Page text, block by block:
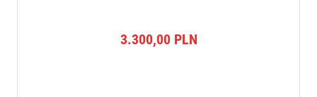
3.300,00 PLN